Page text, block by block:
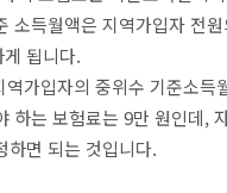
소득월액은 지역가입자 전
됩니다.
가입자의 중위수 기준소득
하는 보험료는 9만 원인데,
하면 되는 것입니다.